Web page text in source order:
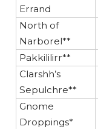
Errand
North of
Narborel**
Pakkililirr**
Clarshh’s
Sepulchre**
Gnome
Droppings*